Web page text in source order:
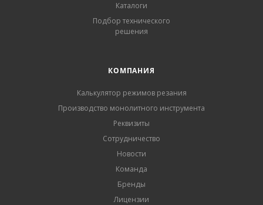
Каталоги
Подбор технического
решения
КОМПАНИЯ
Калькулятор режимов резания
Производство монолитного инструмента
Реквизиты
Сотрудничество
Новости
Команда
Бренды
Лицензии